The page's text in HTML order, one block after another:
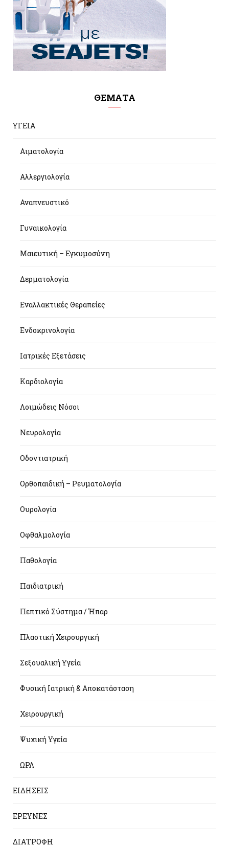
ΘΕΜΑΤΑ
ΥΓΕΙΑ
Αιματολογία
Αλλεργιολογία
Αναπνευστικό
Γυναικολογία
Μαιευτική – Εγκυμοσύνη
Δερματολογία
Εναλλακτικές Θεραπείες
Ενδοκρινολογία
Ιατρικές Εξετάσεις
Καρδιολογία
Λοιμώδεις Νόσοι
Νευρολογία
Οδοντιατρική
Ορθοπαιδική – Ρευματολογία
Ουρολογία
Οφθαλμολογία
Παθολογία
Παιδιατρική
Πεπτικό Σύστημα / Ήπαρ
Πλαστική Χειρουργική
Σεξουαλική Υγεία
Φυσική Ιατρική & Αποκατάσταση
Χειρουργική
Ψυχική Υγεία
ΩΡΛ
ΕΙΔΗΣΕΙΣ
ΕΡΕΥΝΕΣ
ΔΙΑΤΡΟΦΗ